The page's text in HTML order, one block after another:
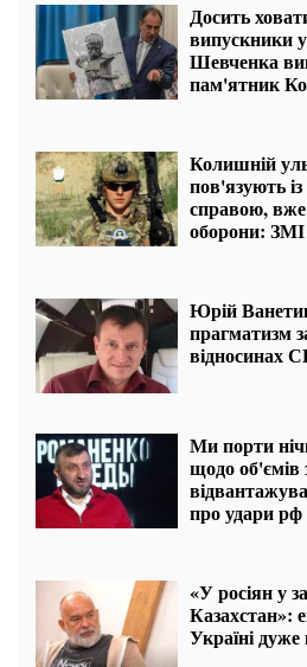
Досить
випускники
Шевченка
пам'ятник
Колишній
пов'язують
справою,
оборони: ЗМІ
Юрій
прагматизм
відносинах
Ми порти
щодо об'ємів
про удари
«У росіян у
Казахстан»:
Україні